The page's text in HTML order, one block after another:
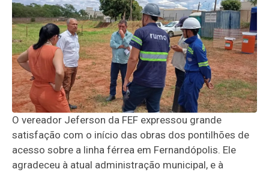
O vereador Jeferson da FEF expressou grande
satisfação com o início das obras dos pontilhões de
acesso sobre a linha férrea em Fernandópolis. Ele
agradeceu à atual administração municipal, e à